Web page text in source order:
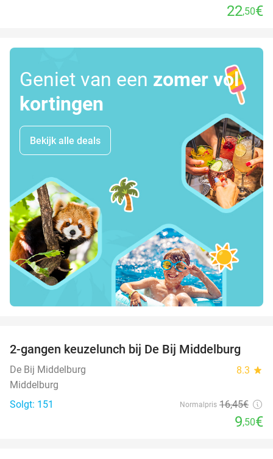
22,50€
Geniet van een zomer vol
kortingen
Bekijk alle deals
42%
2-gangen keuzelunch bij De Bij Middelburg
De Bij Middelburg 8.3 star
Middelburg
Solgt: 151
Normalpris 16,45€
9,50€